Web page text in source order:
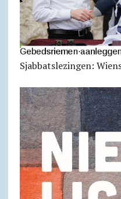
Sjabbatslezingen: